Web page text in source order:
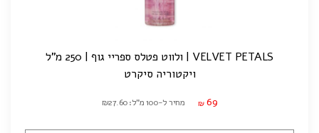
VELVET PETALS | ולווט פטלס ספריי גוף | 250 מ"ל
ויקטוריה סיקרט
₪ 69 מחיר ל-100 מ"ל: ₪27.60